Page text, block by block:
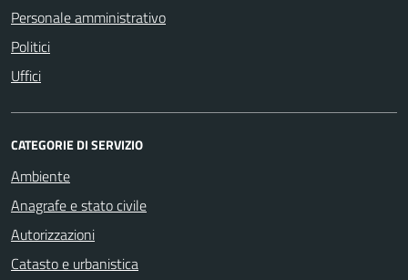
Personale amministrativo
Politici
Uffici
CATEGORIE DI SERVIZIO
Ambiente
Anagrafe e stato civile
Autorizzazioni
Catasto e urbanistica